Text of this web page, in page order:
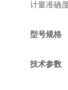
计量准确
型号规格
技术参数